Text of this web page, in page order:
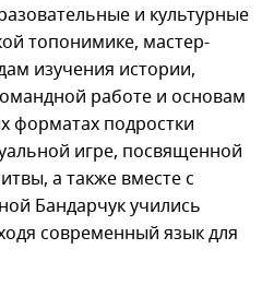
и культурные
топонимике, мастер-
изучения истории,
работе и основам
форматах подростки
игре, посвященной
а также вместе с
Бандарчук учились
современный язык для